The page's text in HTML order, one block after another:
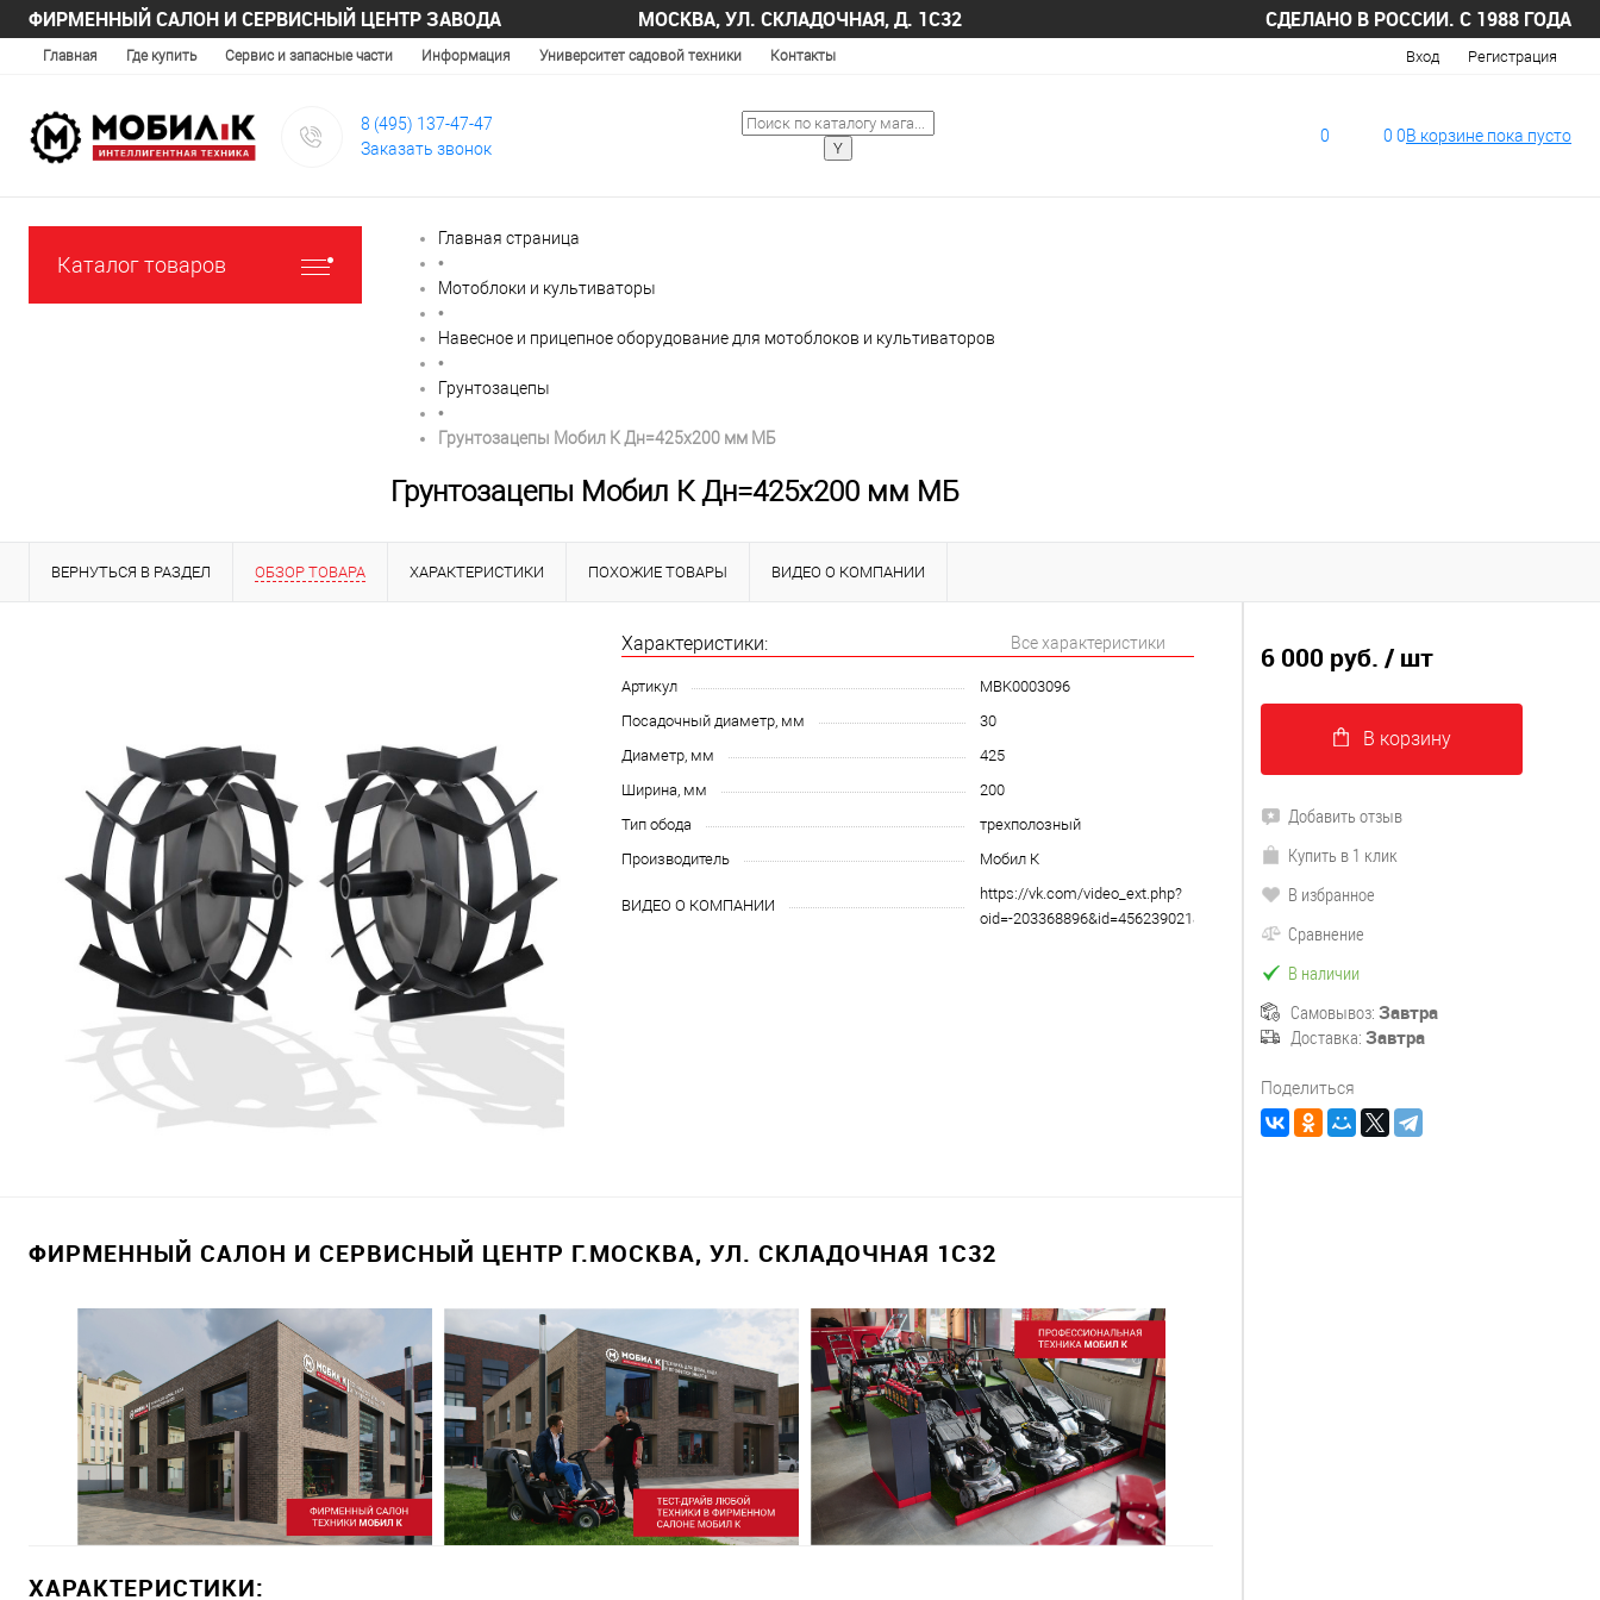
ФИРМЕННЫЙ САЛОН И СЕРВИСНЫЙ ЦЕНТР ЗАВОДА МОСКВА, УЛ. СКЛАДОЧНАЯ, Д. 1С32 СДЕЛАНО В РОССИИ. С 1988 ГОДА
Главная Где купить Сервис и запасные части Информация Университет садовой техники Контакты Вход Регистрация
8 (495) 137-47-47
Заказать звонок
0 0 0В корзине пока пусто
Каталог товаров
Главная страница
•
Мотоблоки и культиваторы
•
Навесное и прицепное оборудование для мотоблоков и культиваторов
•
Грунтозацепы
•
Грунтозацепы Мобил К Дн=425х200 мм МБ
Грунтозацепы Мобил К Дн=425х200 мм МБ
ВЕРНУТЬСЯ В РАЗДЕЛ ОБЗОР ТОВАРА ХАРАКТЕРИСТИКИ ПОХОЖИЕ ТОВАРЫ ВИДЕО О КОМПАНИИ
Характеристики: Все характеристики
Артикул
MBK0003096
Посадочный диаметр, мм
30
Диаметр, мм
425
Ширина, мм
200
Тип обода
трехполозный
Производитель
Мобил К
ВИДЕО О КОМПАНИИ
https://vk.com/video_ext.php?
oid=-203368896&id=456239021&hd=2
ФИРМЕННЫЙ САЛОН И СЕРВИСНЫЙ ЦЕНТР Г.МОСКВА, УЛ. СКЛАДОЧНАЯ 1С32
ХАРАКТЕРИСТИКИ:
6 000 руб. / шт
В корзину
Добавить отзыв
Купить в 1 клик
В избранное
Сравнение
В наличии
Самовывоз: Завтра
Доставка: Завтра
Поделиться